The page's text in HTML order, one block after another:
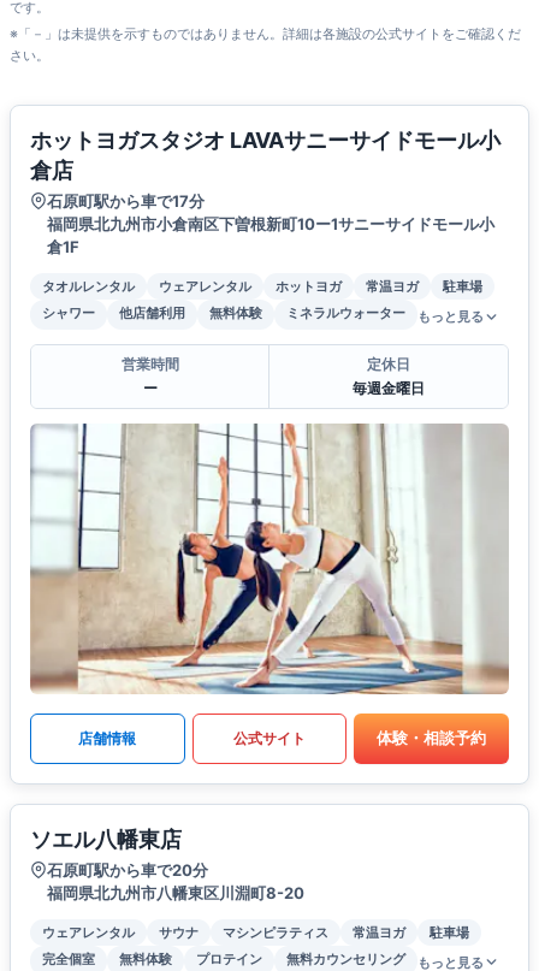
です。
※「－」は未提供を示すものではありません。詳細は各施設の公式サイトをご確認くだ
さい。
ホットヨガスタジオ LAVAサニーサイドモール小
倉店
石原町駅から車で17分
福岡県北九州市小倉南区下曽根新町10ー1サニーサイドモール小
倉1F
タオルレンタル ウェアレンタル ホットヨガ 常温ヨガ
駐車場
シャワー
他店舗利用 無料体験 ミネラルウォーター もっと見る
営業時間
ー
定休日
毎週金曜日
店舗情報 公式サイト 体験・相談予約
ソエル八幡東店
石原町駅から車で20分
福岡県北九州市八幡東区川淵町8-20
ウェアレンタル サウナ マシンピラティス 常温ヨガ
駐車場
完全個室
無料体験 プロテイン 無料カウンセリング もっと見る